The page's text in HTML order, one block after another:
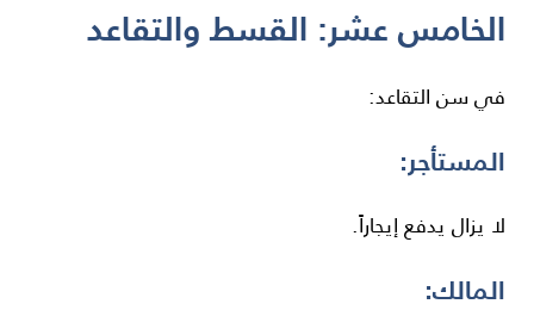
الخامس عشر: القسط والتقاعد
في سن التقاعد:
المستأجر:
لا يزال يدفع إيجاراً.
المالك: